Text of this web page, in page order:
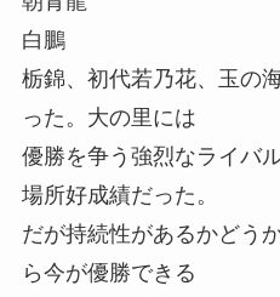
白鵬
栃錦、初代若乃花、玉の
った。大の里には
優勝を争う強烈なライバ
場所好成績だった。
だが持続性があるかどう
ら今が優勝できる